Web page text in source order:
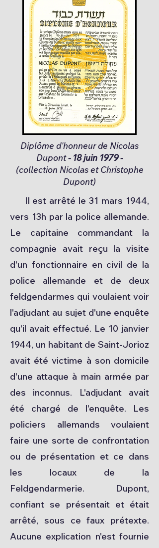
Diplôme d'honneur de Nicolas
Dupont- 18 juin 1979 -
(collection Nicolas et Christophe
Dupont)
Il est arrêté le 31 mars 1944,
vers 13h par la police allemande.
Le capitaine commandant la
compagnie avait reçu la visite
d'un fonctionnaire en civil de la
police allemande et de deux
feldgendarmes qui voulaient voir
l'adjudant au sujet d'une enquête
qu'il avait effectué. Le 10 janvier
1944, un habitant de Saint-Jorioz
avait été victime à son domicile
d'une attaque à main armée par
des inconnus. L'adjudant avait
été chargé de l'enquête. Les
policiers allemands voulaient
faire une sorte de confrontation
ou de présentation et ce dans
les locaux de la
Feldgendarmerie. Dupont,
confiant se présentait et était
arrêté, sous ce faux prétexte.
Aucune explication n'est fournie